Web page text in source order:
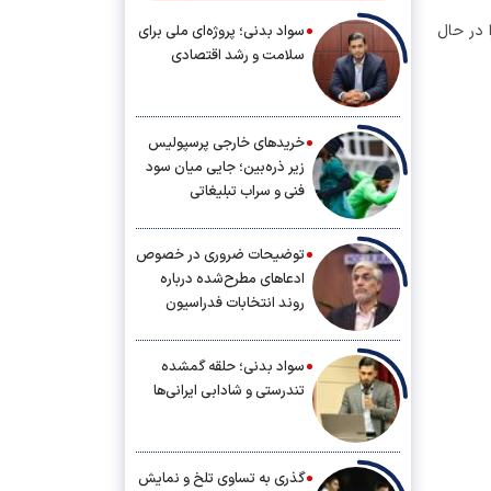
در حال
سواد بدنی؛ پروژه‌ای ملی برای
سلامت و رشد اقتصادی
خریدهای خارجی پرسپولیس
زیر ذره‌بین؛ جایی میان سود
فنی و سراب تبلیغاتی
توضیحات ضروری در خصوص
ادعاهای مطرح‌شده درباره
روند انتخابات فدراسیون
سواد بدنی؛ حلقه گمشده
تندرستی و شادابی ایرانی‌ها
گذری به تساوی تلخ و نمایش